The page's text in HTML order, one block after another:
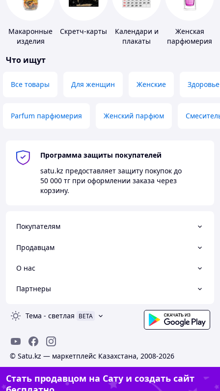
Макаронные
изделия
Скретч-карты
Календари и
плакаты
Женская
парфюмерия
Что ищут
Все товары Для женщин Женские Здоровье
Parfum парфюмерия Женский парфюм
Программа защиты покупателей
satu.kz предоставляет защиту покупок до
50 000 тг при оформлении заказа через
корзину.
Покупателям
Продавцам
О нас
Партнеры
Тема - светлая BETA
© Satu.kz — маркетплейс Казахстана, 2008-2026
Стать продавцом на Сату и создать сайт